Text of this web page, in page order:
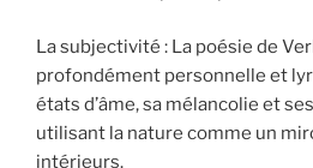
La subjectivité : La poésie de
profondément personnelle et
états d’âme, sa mélancolie et
utilisant la nature comme un
intérieurs.